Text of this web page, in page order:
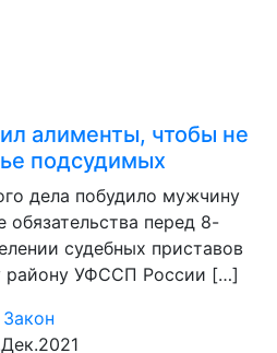
алименты, чтобы не
подсудимых
дела побудило мужчину
обязательства перед 8-
судебных приставов
району УФССП России […]
Закон